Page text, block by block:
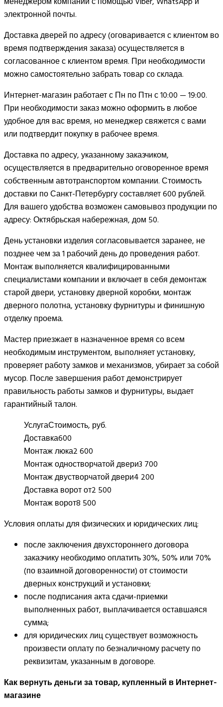
электронной почты.
Доставка дверей по адресу (оговаривается с клиентом во
время подтверждения заказа) осуществляется в
согласованное с клиентом время. При необходимости
можно самостоятельно забрать товар со склада.
Интернет-магазин работает с Пн по Птн с 10:00 — 19:00.
При необходимости заказ можно оформить в любое
удобное для вас время, но менеджер свяжется с вами
или подтвердит покупку в рабочее время.
Доставка по адресу, указанному заказчиком,
осуществляется в предварительно оговоренное время
собственным автотранспортом компании. Стоимость
доставки по Санкт-Петербургу составляет 600 рублей.
Для вашего удобства возможен самовывоз продукции по
адресу: Октябрьская набережная, дом 50.
День установки изделия согласовывается заранее, не
позднее чем за 1 рабочий день до проведения работ.
Монтаж выполняется квалифицированными
специалистами компании и включает в себя демонтаж
старой двери, установку дверной коробки, монтаж
дверного полотна, установку фурнитуры и финишную
отделку проема.
Мастер приезжает в назначенное время со всем
необходимым инструментом, выполняет установку,
проверяет работу замков и механизмов, убирает за собой
мусор. После завершения работ демонстрирует
правильность работы замков и фурнитуры, выдает
гарантийный талон.
УслугаСтоимость, руб.
Доставка600
Монтаж люка2 600
Монтаж одностворчатой двери3 700
Монтаж двустворчатой двери4 200
Доставка ворот от2 500
Монтаж ворот8 500
Условия оплаты для физических и юридических лиц:
после заключения двухстороннего договора
заказчику необходимо оплатить 30%, 50% или 70%
(по взаимной договоренности) от стоимости
дверных конструкций и установки;
после подписания акта сдачи-приемки
выполненных работ, выплачивается оставшаяся
сумма;
для юридических лиц существует возможность
произвести оплату по безналичному расчету по
реквизитам, указанным в договоре.
Как вернуть деньги за товар, купленный в Интернет-
магазине